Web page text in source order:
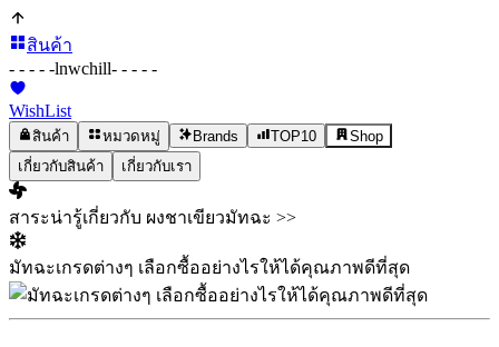
สินค้า
- - - - -lnwchill- - - - -
WishList
สินค้า หมวดหมู่ Brands TOP10
Shop
เกี่ยวกับสินค้า
เกี่ยวกับเรา
สาระน่ารู้เกี่ยวกับ ผงชาเขียวมัทฉะ >>
มัทฉะเกรดต่างๆ เลือกซื้ออย่างไรให้ได้คุณภาพดีที่สุด